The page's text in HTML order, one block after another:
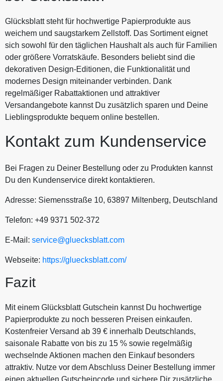
Glücksblatt steht für hochwertige Papierprodukte aus
weichem und saugstarkem Zellstoff. Das Sortiment eignet
sich sowohl für den täglichen Haushalt als auch für Familien
oder größere Vorratskäufe. Besonders beliebt sind die
dekorativen Design-Editionen, die Funktionalität und
modernes Design miteinander verbinden. Dank
regelmäßiger Rabattaktionen und attraktiver
Versandangebote kannst Du zusätzlich sparen und Deine
Lieblingsprodukte bequem online bestellen.
Kontakt zum Kundenservice
Bei Fragen zu Deiner Bestellung oder zu Produkten kannst
Du den Kundenservice direkt kontaktieren.
Adresse: Siemensstraße 10, 63897 Miltenberg, Deutschland
Telefon: +49 9371 502-372
E-Mail: service@gluecksblatt.com
Webseite: https://gluecksblatt.com/
Fazit
Mit einem Glücksblatt Gutschein kannst Du hochwertige
Papierprodukte zu noch besseren Preisen einkaufen.
Kostenfreier Versand ab 39 € innerhalb Deutschlands,
saisonale Rabatte von bis zu 15 % sowie regelmäßig
wechselnde Aktionen machen den Einkauf besonders
attraktiv. Nutze vor dem Abschluss Deiner Bestellung immer
einen aktuellen Gutscheincode und sichere Dir zusätzliche